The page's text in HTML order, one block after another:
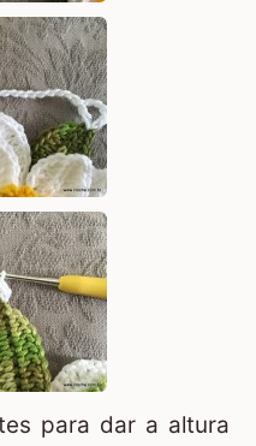
para dar a altura